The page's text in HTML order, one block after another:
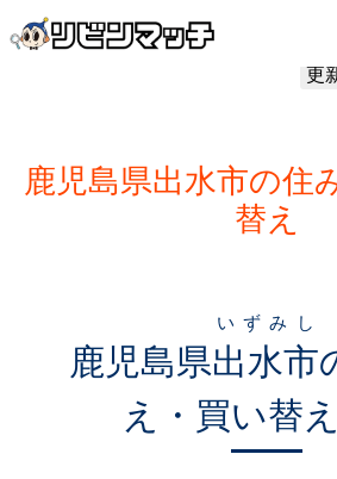
更
鹿児島県出水市の住
替え
鹿児島県出水市
いずみし
え・買い替